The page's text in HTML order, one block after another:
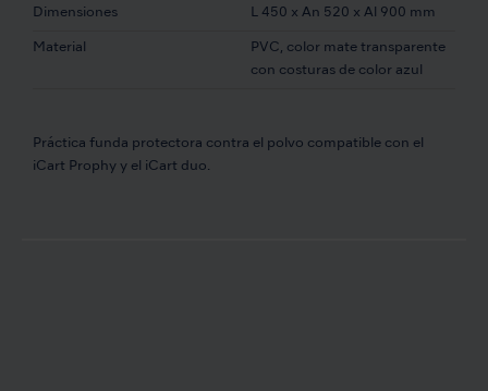
Dimensiones L 450 x An 520 x Al 900 mm
Material
PVC, color mate transparente
con costuras de color azul
Práctica funda protectora contra el polvo compatible con el
iCart Prophy y el iCart duo.